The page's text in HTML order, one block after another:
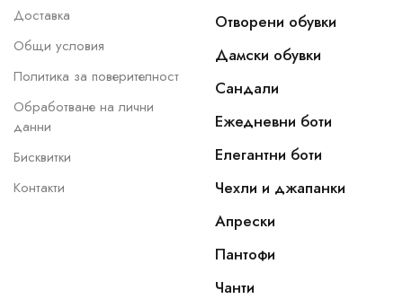
Доставка
Общи условия
Политика за поверителност
Обработване на лични
данни
Бисквитки
Контакти
Отворени обувки
Дамски обувки
Сандали
Ежедневни боти
Елегантни боти
Чехли и джапанки
Апрески
Пантофи
Чанти